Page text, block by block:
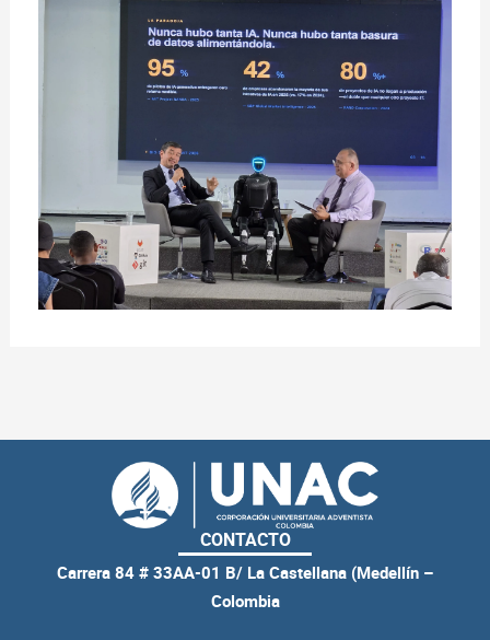
CONTACTO
Carrera 84 # 33AA-01 B/ La Castellana (Medellín –
Colombia